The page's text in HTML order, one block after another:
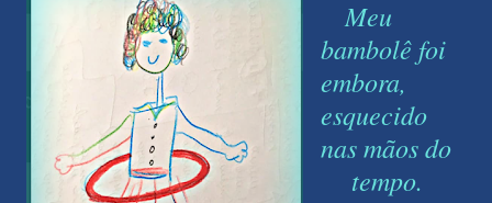
Meu
bambolê foi
embora,
esquecido
nas mãos do
tempo.